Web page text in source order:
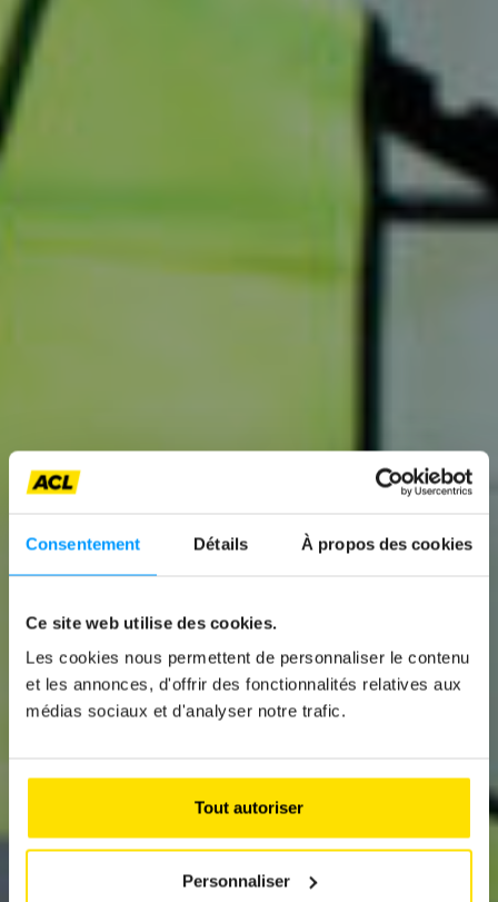
Consentement Détails À propos des cookies
Ce site web utilise des cookies.
Les cookies nous permettent de personnaliser le contenu
et les annonces, d'offrir des fonctionnalités relatives aux
médias sociaux et d'analyser notre trafic.
Tout autoriser
Personnaliser
WHEN SAFETY ISN’T
Reflective vests